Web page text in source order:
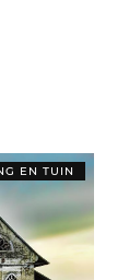
EN TUIN